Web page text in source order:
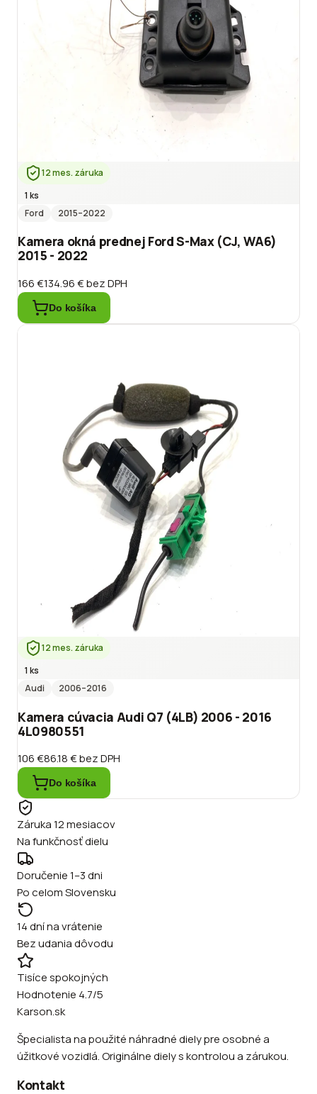
12 mes. záruka
1 ks
Ford
2015–2022
Kamera okná prednej Ford S-Max (CJ, WA6)
2015 - 2022
166 €134.96 €bez DPH
Do košíka
12 mes. záruka
1 ks
Audi
2006–2016
Kamera cúvacia Audi Q7 (4LB) 2006 - 2016
4L0980551
106 €86.18 €bez DPH
Do košíka
Záruka 12 mesiacov
Na funkčnosť dielu
Doručenie 1–3 dni
Po celom Slovensku
14 dní na vrátenie
Bez udania dôvodu
Tisíce spokojných
Hodnotenie 4.7/5
Karson.sk
Špecialista na použité náhradné diely pre osobné a
úžitkové vozidlá. Originálne diely s kontrolou a zárukou.
Kontakt